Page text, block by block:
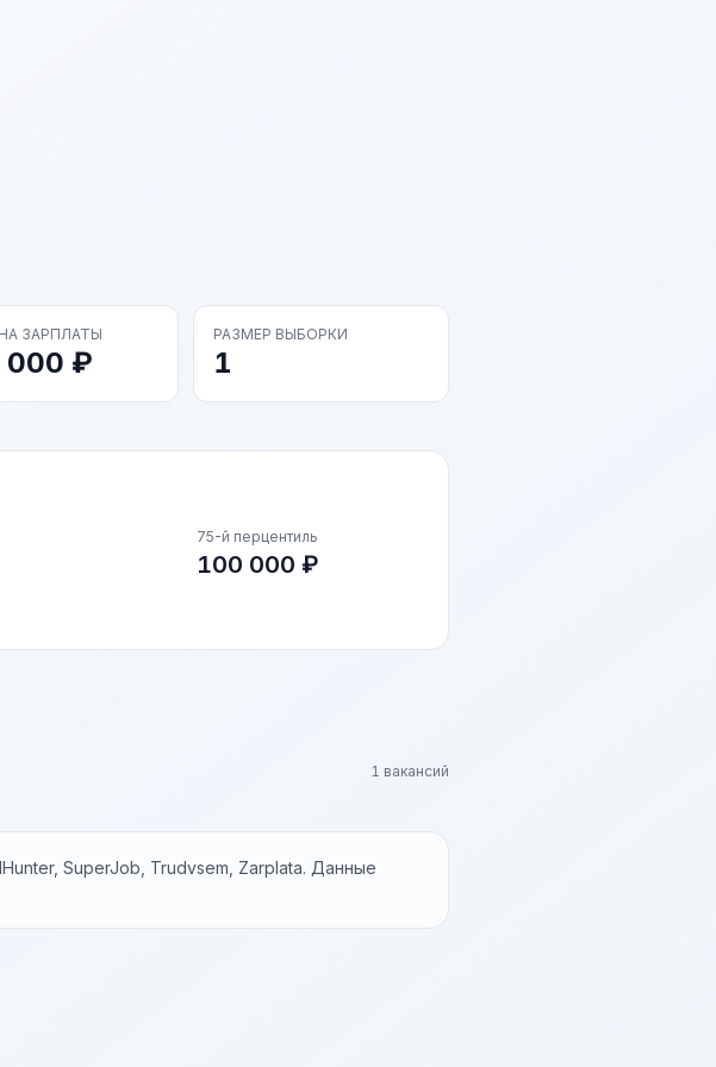
ЗАРПЛАТЫ
000 ₽
РАЗМЕР ВЫБОРКИ
1
75-й перцентиль
100 000 ₽
1 вакансий
SuperJob, Trudvsem, Zarplata. Данные